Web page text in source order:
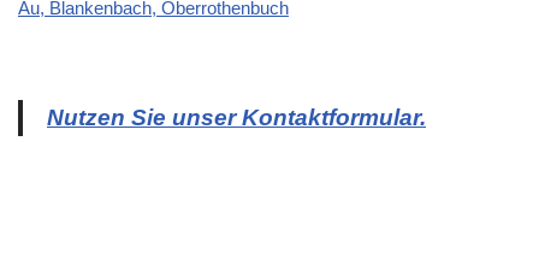
Nutzen Sie unser Kontaktformular.